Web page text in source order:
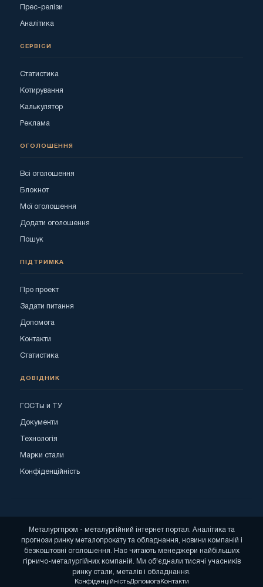
Прес-релізи
Аналітика
СЕРВІСИ
Статистика
Котирування
Калькулятор
Реклама
ОГОЛОШЕННЯ
Всі оголошення
Блокнот
Мої оголошення
Додати оголошення
Пошук
ПІДТРИМКА
Про проект
Задати питання
Допомога
Контакти
Статистика
ДОВІДНИК
ГОСТы и ТУ
Документи
Технологія
Марки стали
Конфіденційність
Металургпром - металургійний інтернет портал. Аналітика та
прогнози ринку металопрокату та обладнання, новини компаній і
безкоштовні оголошення. Нас читають менеджери найбільших
гірничо-металургійних компаній. Ми об'єднали тисячі учасників
ринку стали, металів і обладнання.
КонфіденційністьДопомога Контакти